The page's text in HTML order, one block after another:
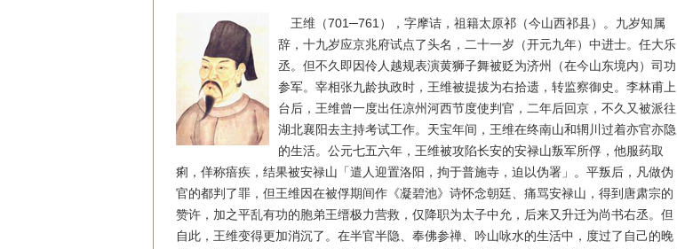
王维（701─761），字摩诘，祖籍太原祁（今山西祁县）。九岁知属
辞，十九岁应京兆府试点了头名，二十一岁（开元九年）中进士。任大乐
丞。但不久即因伶人越规表演黄狮子舞被贬为济州（在今山东境内）司功
参军。宰相张九龄执政时，王维被提拔为右拾遗，转监察御史。李林甫上
台后，王维曾一度出任凉州河西节度使判官，二年后回京，不久又被派往
湖北襄阳去主持考试工作。天宝年间，王维在终南山和辋川过着亦官亦隐
的生活。公元七五六年，王维被攻陷长安的安禄山叛军所俘，他服药取
痢，佯称瘖疾，结果被安禄山「遣人迎置洛阳，拘于普施寺，迫以伪署」。平叛后，凡做伪
官的都判了罪，但王维因在被俘期间作《凝碧池》诗怀念朝廷、痛骂安禄山，得到唐肃宗的
赞许，加之平乱有功的胞弟王缙极力营救，仅降职为太子中允，后来又升迁为尚书右丞。但
自此，王维变得更加消沉了。在半官半隐、奉佛参禅、吟山咏水的生活中，度过了自己的晚